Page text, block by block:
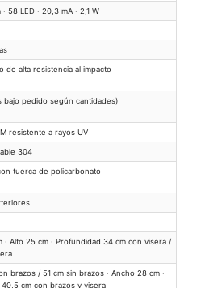
58 LED · 20,3 mA · 2,1 W
de alta resistencia al impacto
bajo pedido según cantidades)
resistente a rayos UV
304
tuerca de policarbonato
· Alto 25 cm · Profundidad 34 cm con visera /
brazos / 51 cm sin brazos · Ancho 28 cm ·
cm con brazos y visera